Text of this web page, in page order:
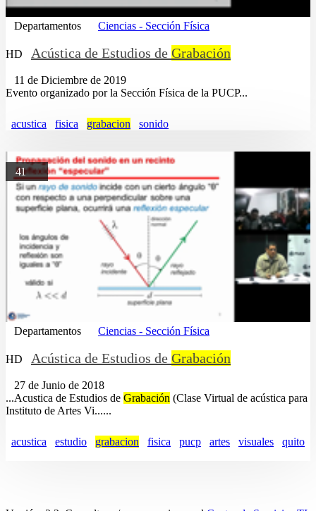
Departamentos Ciencias - Sección Física
HD Acústica de Estudios de Grabación
11 de Diciembre de 2019
Evento organizado por la Sección Física de la PUCP...
acustica fisica grabacion sonido
41
Departamentos Ciencias - Sección Física
HD Acústica de Estudios de Grabación
27 de Junio de 2018
...Acustica de Estudios de Grabación (Clase Virtual de acústica para
Instituto de Artes Vi......
acustica estudio grabacion fisica pucp artes visuales quito